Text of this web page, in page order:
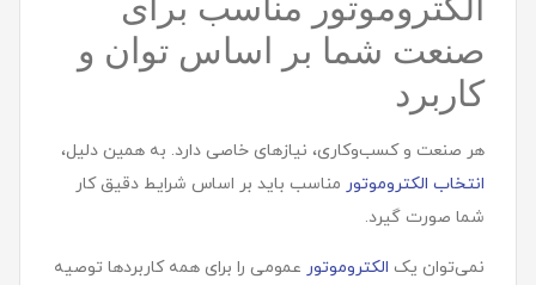
صنعت شما بر اساس توان و
کاربرد
هر صنعت و کسب‌وکاری، نیازهای خاصی دارد. به همین دلیل،
انتخاب الکتروموتور مناسب باید بر اساس شرایط دقیق کار
شما صورت گیرد.
نمی‌توان یک الکتروموتور عمومی را برای همه کاربردها توصیه